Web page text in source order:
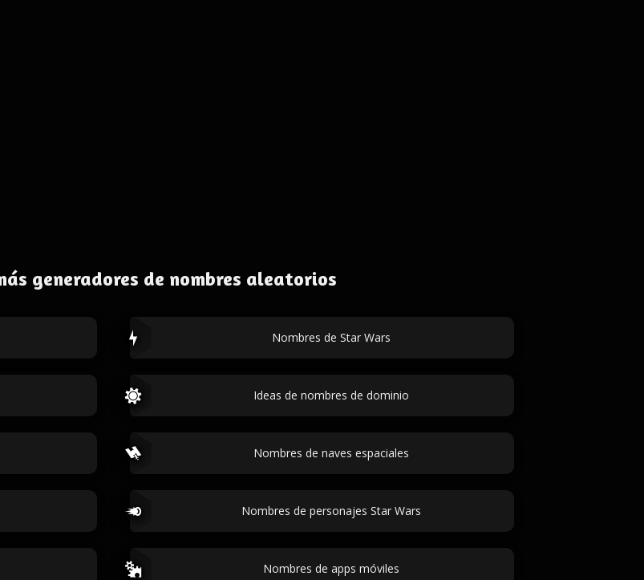
generadores de nombres aleatorios
Nombres de Star Wars
Ideas de nombres de dominio
Nombres de naves espaciales
Nombres de personajes Star Wars
Nombres de apps móviles